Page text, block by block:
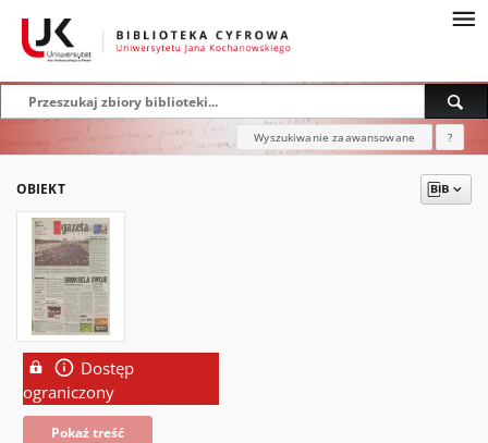
Wyszukiwanie zaawansowane ?
OBIEKT
Dostęp
ograniczony
Pokaż treść